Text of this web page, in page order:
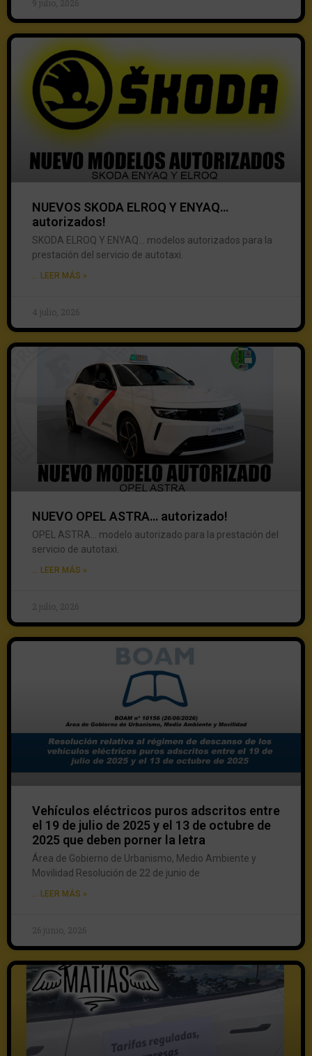
9 julio, 2026
NUEVOS SKODA ELROQ Y ENYAQ…
autorizados!
SKODA ELROQ Y ENYAQ… modelos autorizados para la
prestación del servicio de autotaxi.
... LEER MÁS »
4 julio, 2026
NUEVO OPEL ASTRA… autorizado!
OPEL ASTRA… modelo autorizado para la prestación del
servicio de autotaxi.
... LEER MÁS »
2 julio, 2026
Vehículos eléctricos puros adscritos entre
el 19 de julio de 2025 y el 13 de octubre de
2025 que deben porner la letra
Área de Gobierno de Urbanismo, Medio Ambiente y
Movilidad Resolución de 22 de junio de
... LEER MÁS »
26 junio, 2026